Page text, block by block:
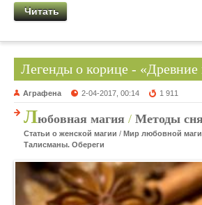
Читать
Легенды о корице - «Древние
Аграфена 2-04-2017, 00:14 1 911
Любовная магия / Методы
Статьи о женской магии / Мир любовной
Талисманы. Обереги